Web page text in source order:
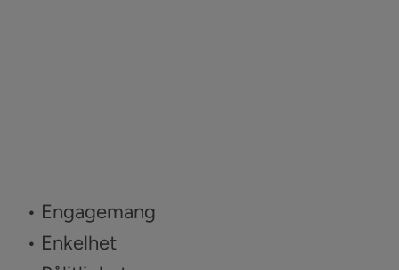
• Engagemang
• Enkelhet